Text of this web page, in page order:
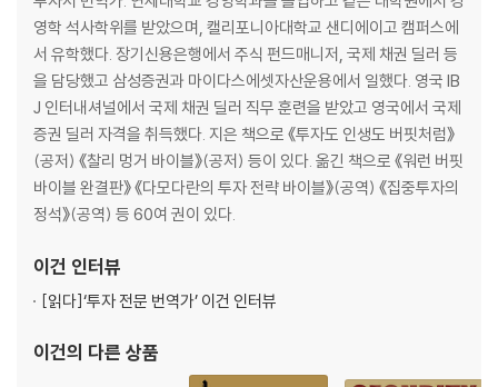
부록 1. 찰리 멍거 연혁
부록 2. 멍거투자조합의 수익률
영학 석사학위를 받았으며, 캘리포니아대학교 샌디에이고 캠퍼스에
서 유학했다. 장기신용은행에서 주식 펀드매니저, 국제 채권 딜러 등
을 담당했고 삼성증권과 마이다스에셋자산운용에서 일했다. 영국 IB
J 인터내셔널에서 국제 채권 딜러 직무 훈련을 받았고 영국에서 국제
증권 딜러 자격을 취득했다. 지은 책으로 《투자도 인생도 버핏처럼》
(공저) 《찰리 멍거 바이블》(공저) 등이 있다. 옮긴 책으로 《워런 버핏
바이블 완결판》 《다모다란의 투자 전략 바이블》(공역) 《집중투자의
정석》(공역) 등 60여 권이 있다.
이건 인터뷰
[읽다]‘투자 전문 번역가’ 이건 인터뷰
이건의 다른 상품